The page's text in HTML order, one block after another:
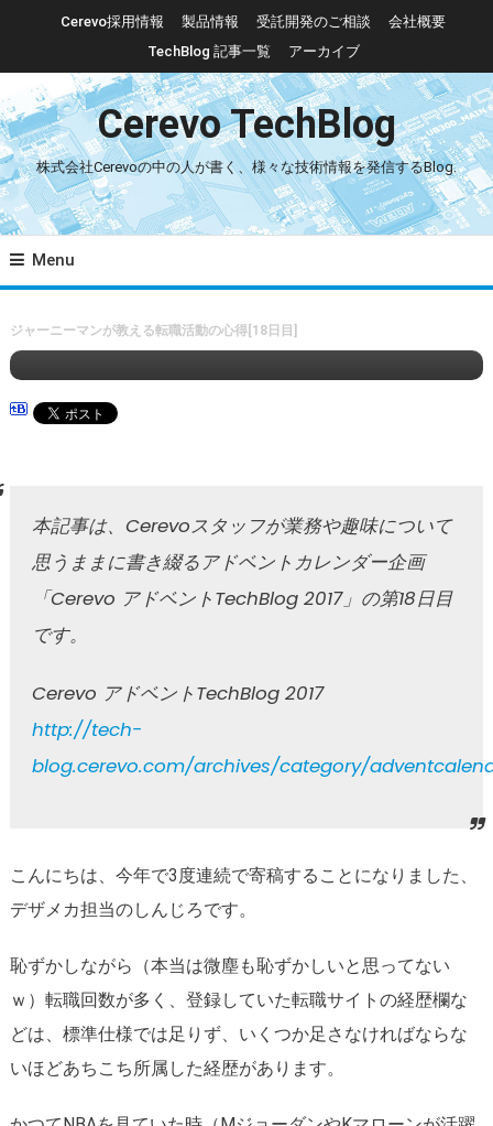
Skip To Content
Cerevo採用情報 製品情報 受託開発のご相談
会社概要
TechBlog 記事一覧
アーカイブ
Cerevo TechBlog
株式会社Cerevoの中の人が書く、様々な技術情報を発信するBlog.
Menu
ジャーニーマンが教える転職活動の心得[18日目]
目]
本記事は、Cerevoスタッフが業務や趣味について
思うままに書き綴るアドベントカレンダー企画
「Cerevo アドベントTechBlog 2017」の第18日目
です。
Cerevo アドベントTechBlog 2017
http://tech-
blog.cerevo.com/archives/category/
こんにちは、今年で3度連続で寄稿することになりました、
デザメカ担当のしんじろです。
恥ずかしながら（本当は微塵も恥ずかしいと思ってない
ｗ）転職回数が多く、登録していた転職サイトの経歴欄な
どは、標準仕様では足りず、いくつか足さなければならな
いほどあちこち所属した経歴があります。